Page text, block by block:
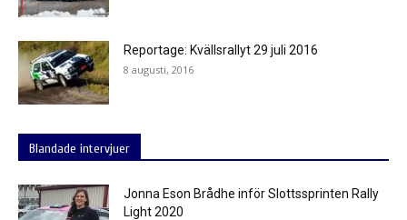
Reportage: Kvällsrallyt 29 juli 2016
8 augusti, 2016
Blandade intervjuer
Jonna Eson Brådhe inför Slottssprinten Rally
Light 2020